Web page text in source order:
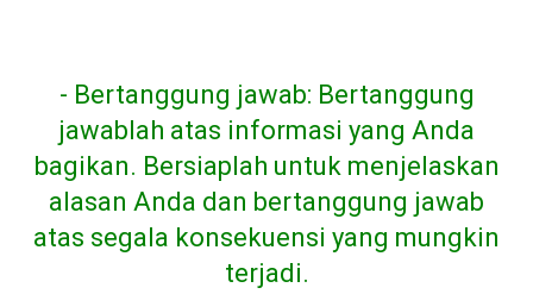
- Bertanggung jawab: Bertanggung
jawablah atas informasi yang Anda
bagikan. Bersiaplah untuk menjelaskan
alasan Anda dan bertanggung jawab
atas segala konsekuensi yang mungkin
terjadi.